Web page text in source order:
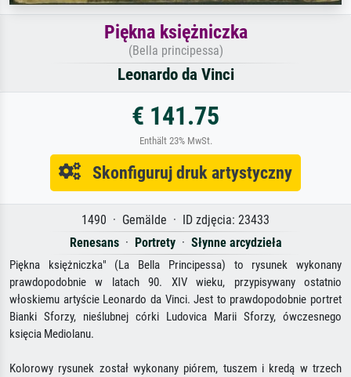
Piękna księżniczka
(Bella principessa)
Leonardo da Vinci
€ 141.75
Enthält 23% MwSt.
Skonfiguruj druk artystyczny
1490 · Gemälde · ID zdjęcia: 23433
Renesans· Portrety· Słynne arcydzieła
Piękna księżniczka" (La Bella Principessa) to rysunek wykonany
prawdopodobnie w latach 90. XIV wieku, przypisywany ostatnio
włoskiemu artyście Leonardo da Vinci. Jest to prawdopodobnie portret
Bianki Sforzy, nieślubnej córki Ludovica Marii Sforzy, ówczesnego
księcia Mediolanu.
Kolorowy rysunek został wykonany piórem, tuszem i kredą w trzech